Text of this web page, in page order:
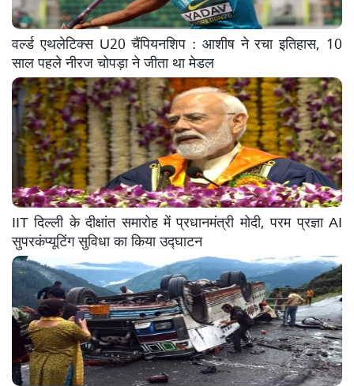
वर्ल्ड एथलेटिक्स U20 चैंपियनशिप : आशीष ने रचा इतिहास, 10
साल पहले नीरज चोपड़ा ने जीता था मेडल
IIT दिल्ली के दीक्षांत समारोह में प्रधानमंत्री मोदी, परम प्रज्ञा AI
सुपरकंप्यूटिंग सुविधा का किया उद्घाटन